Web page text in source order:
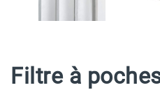
Filtre à